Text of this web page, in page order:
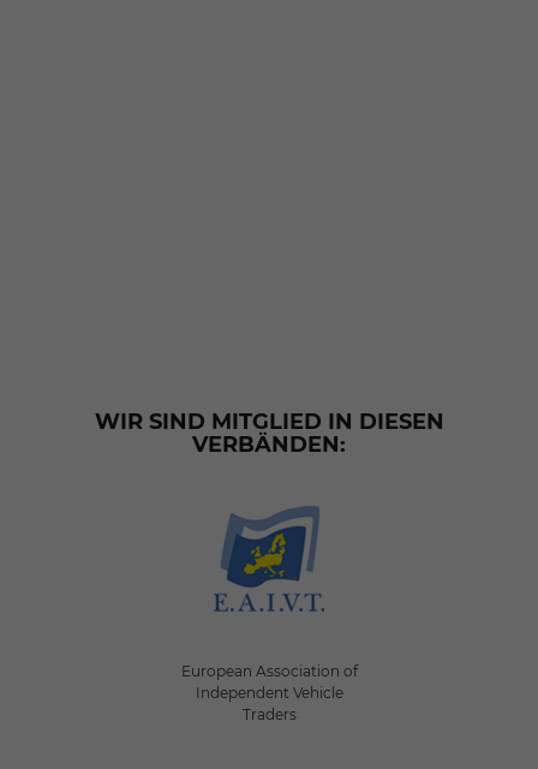
WIR SIND MITGLIED IN DIESEN
VERBÄNDEN:
European Association of
Independent Vehicle
Traders